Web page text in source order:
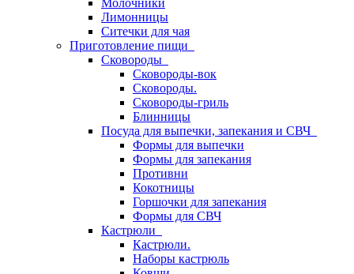
Молочники
Лимонницы
Ситечки для чая
Приготовление пищи
Сковороды
Сковороды-вок
Сковороды.
Сковороды-гриль
Блинницы
Посуда для выпечки, запекания и СВЧ
Формы для выпечки
Формы для запекания
Противни
Кокотницы
Горшочки для запекания
Формы для СВЧ
Кастрюли
Кастрюли.
Наборы кастрюль